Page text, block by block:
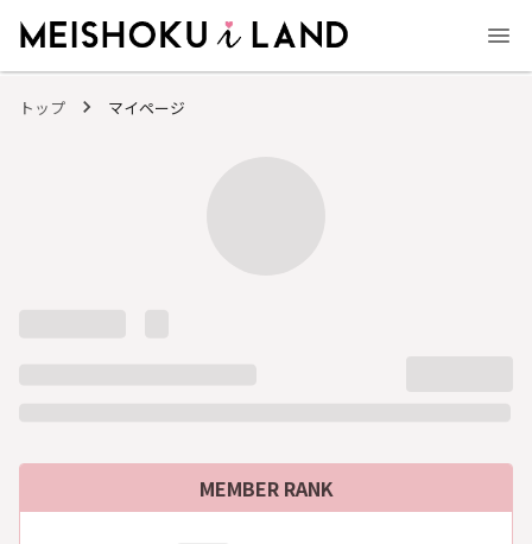
トップ マイページ
MEMBER RANK